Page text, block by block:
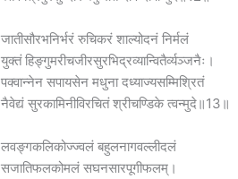
जातीसौरभनिर्भरं रुचिकरं शाल्योदनं निर्मलं
युक्तं हिङ्गुमरीचजीरसुरभिद्रव्यान्वितैर्व्यञ्जनैः।
पक्वान्नेन सपायसेन मधुना दध्याज्यसम्मिश्रितं
नैवेद्यं सुरकामिनीविरचितं श्रीचण्डिके त्वन्मुदे॥13॥
लवङ्गकलिकोज्ज्वलं बहुलनागवल्लीदलं
सजातिफलकोमलं सघनसारपूगीफलम्।